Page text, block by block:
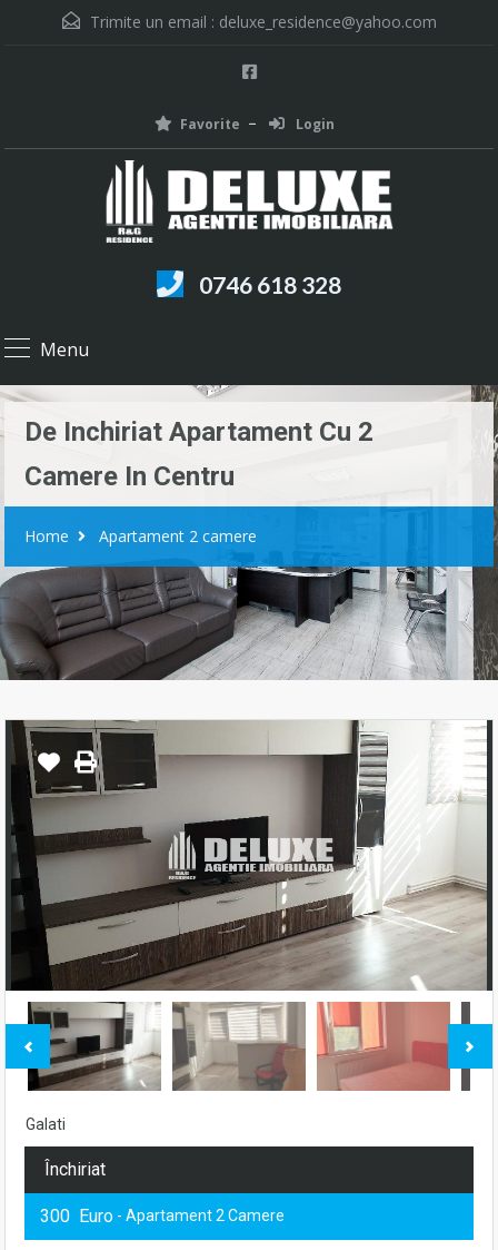
Trimite un email : deluxe_residence@yahoo.com
Favorite Login
0746 618 328
Menu
De Inchiriat Apartament Cu 2
Camere In Centru
Home Apartament 2 camere
Galati
Închiriat
300 Euro - Apartament 2 Camere